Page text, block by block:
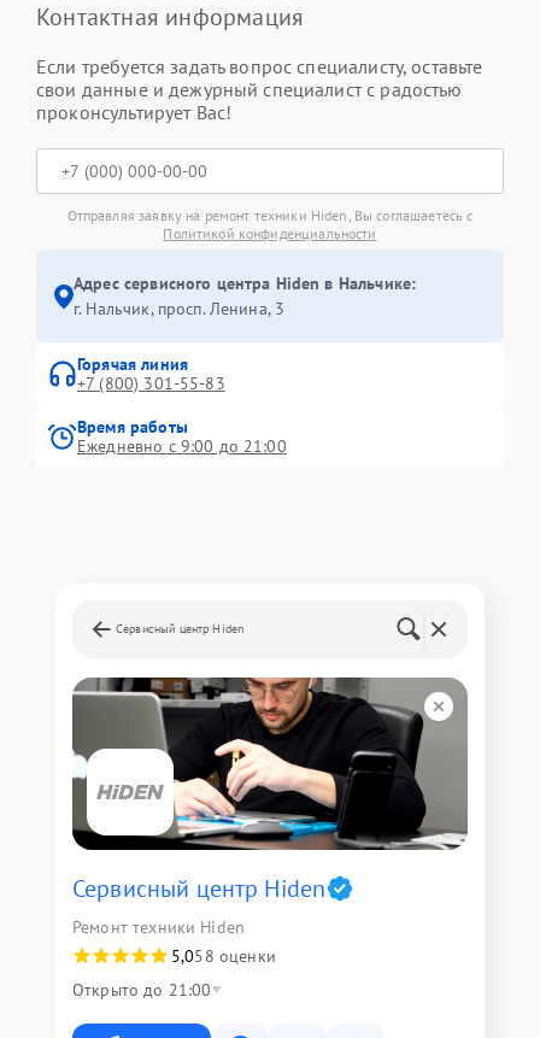
Контактная информация
Если требуется задать вопрос специалисту, оставьте
свои данные и дежурный специалист с радостью
проконсультирует Вас!
Отправляя заявку на ремонт техники Hiden, Вы соглашаетесь с
Политикой конфиденциальности
Адрес сервисного центра Hiden в Нальчике:
г. Нальчик, просп. Ленина, 3
Горячая линия
+7 (800) 301-55-83
Время работы
Ежедневно с 9:00 до 21:00
Сервисный центр Hiden
Сервисный центр Hiden
Ремонт техники Hiden
5,058 оценки
Открыто до 21:00